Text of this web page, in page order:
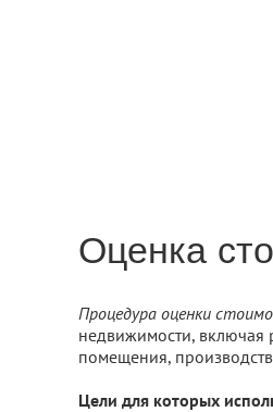
Оценка
Процедура оценки
недвижимости, включая
помещения,
Цели для которых